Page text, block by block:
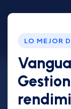
LO MEJOR